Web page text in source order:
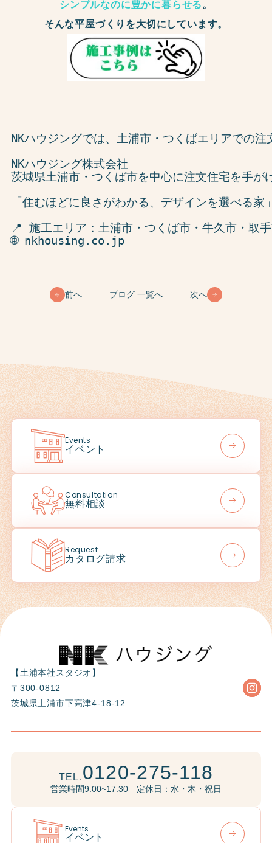
シンプルなのに豊かに暮らせる。
そんな平屋づくりを大切にしています。
NKハウジングでは、土浦市・つくばエリアでの
NKハウジング株式会社
茨城県土浦市・つくば市を中心に注文住宅を手が
「住むほどに良さがわかる、デザインを選べる家
📍 施工エリア：土浦市・つくば市・牛久市・取
🌐 nkhousing.co.jp
前へ ブログ 一覧へ 次へ
Events
イベント
Consultation
無料相談
Request
カタログ請求
【土浦本社スタジオ】
〒300-0812
茨城県土浦市下高津4-18-12
TEL.0120-275-118
営業時間9:00~17:30 定休日：水・木・祝日
Events
イベント